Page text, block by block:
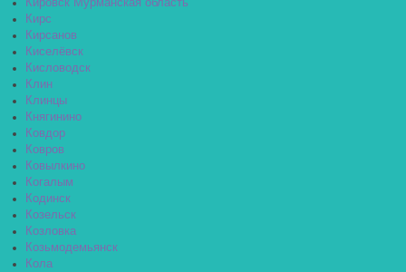
Кировск Мурманская область
Кирс
Кирсанов
Киселёвск
Кисловодск
Клин
Клинцы
Княгинино
Ковдор
Ковров
Ковылкино
Когалым
Кодинск
Козельск
Козловка
Козьмодемьянск
Кола